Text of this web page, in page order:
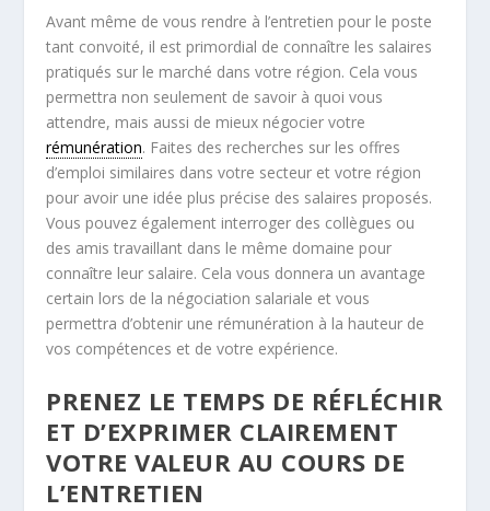
Avant même de vous rendre à l’entretien pour le poste
tant convoité, il est primordial de connaître les salaires
pratiqués sur le marché dans votre région. Cela vous
permettra non seulement de savoir à quoi vous
attendre, mais aussi de mieux négocier votre
rémunération. Faites des recherches sur les offres
d’emploi similaires dans votre secteur et votre région
pour avoir une idée plus précise des salaires proposés.
Vous pouvez également interroger des collègues ou
des amis travaillant dans le même domaine pour
connaître leur salaire. Cela vous donnera un avantage
certain lors de la négociation salariale et vous
permettra d’obtenir une rémunération à la hauteur de
vos compétences et de votre expérience.
PRENEZ LE TEMPS DE RÉFLÉCHIR
ET D’EXPRIMER CLAIREMENT
VOTRE VALEUR AU COURS DE
L’ENTRETIEN